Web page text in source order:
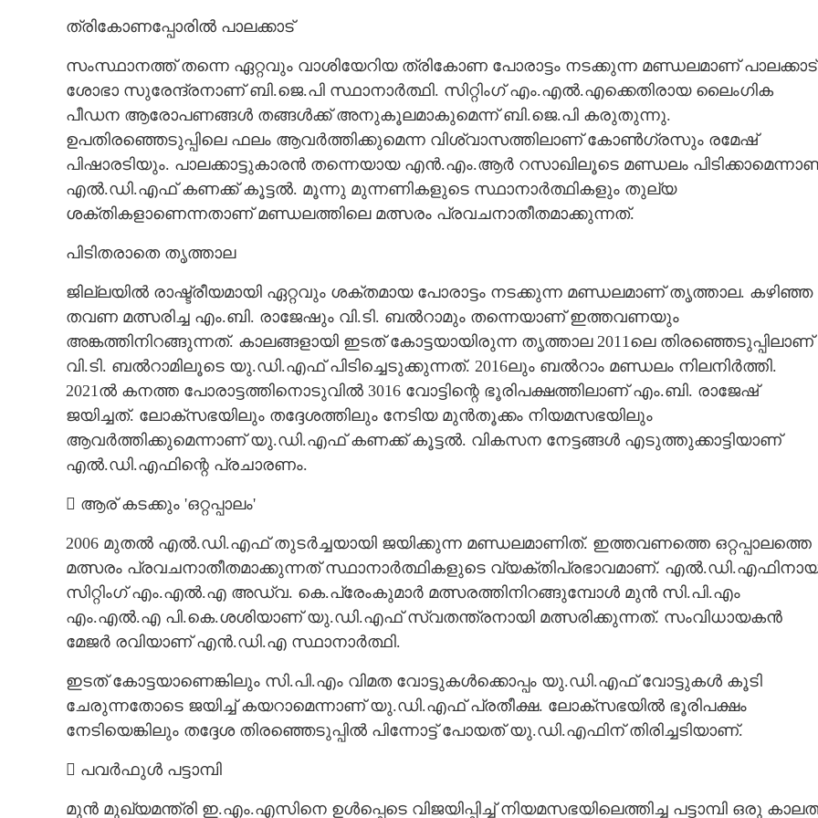
ത്രികോണപ്പോരിൽ പാലക്കാട്
സംസ്ഥാനത്ത് തന്നെ ഏറ്റവും വാശിയേറിയ ത്രികോണ പോരാട്ടം നടക്കുന്ന മണ്ഡലമാണ്
ശോഭാ സുരേന്ദ്രനാണ് ബി.ജെ.പി സ്ഥാനാർത്ഥി. സിറ്റിംഗ് എം.എൽ.എക്കെതിരായ ലൈംഗിക
പീഡന ആരോപണങ്ങൾ തങ്ങൾക്ക് അനുകൂലമാകുമെന്ന് ബി.ജെ.പി കരുതുന്നു.
ഉപതിരഞ്ഞെടുപ്പിലെ ഫലം ആവർത്തിക്കുമെന്ന വിശ്വാസത്തിലാണ് കോൺഗ്രസും രമേഷ്
പിഷാരടിയും. പാലക്കാട്ടുകാരൻ തന്നെയായ എൻ.എം.ആർ റസാഖിലൂടെ മണ്ഡലം
എൽ.ഡി.എഫ് കണക്ക് കൂട്ടൽ. മൂന്നു മുന്നണികളുടെ സ്ഥാനാർത്ഥികളും തുല്യ
ശക്തികളാണെന്നതാണ് മണ്ഡലത്തിലെ മത്സരം പ്രവചനാതീതമാക്കുന്നത്.
പിടിതരാതെ തൃത്താല
ജില്ലയിൽ രാഷ്ട്രീയമായി ഏറ്റവും ശക്തമായ പോരാട്ടം നടക്കുന്ന മണ്ഡലമാണ് തൃത്താല. കഴിഞ്ഞ
തവണ മത്സരിച്ച എം.ബി. രാജേഷും വി.ടി. ബൽറാമും തന്നെയാണ് ഇത്തവണയും
അങ്കത്തിനിറങ്ങുന്നത്. കാലങ്ങളായി ഇടത് കോട്ടയായിരുന്ന തൃത്താല 2011ലെ തിരഞ്ഞെടുപ്പിലാണ്
വി.ടി. ബൽറാമിലൂടെ യു.ഡി.എഫ് പിടിച്ചെടുക്കുന്നത്. 2016ലും ബൽറാം മണ്ഡലം നിലനിർത്തി.
2021ൽ കനത്ത പോരാട്ടത്തിനൊടുവിൽ 3016 വോട്ടിന്റെ ഭൂരിപക്ഷത്തിലാണ് എം.ബി. രാജേഷ്
ജയിച്ചത്. ലോക്സഭയിലും തദ്ദേശത്തിലും നേടിയ മുൻതൂക്കം നിയമസഭയിലും
ആവർത്തിക്കുമെന്നാണ് യു.ഡി.എഫ് കണക്ക് കൂട്ടൽ. വികസന നേട്ടങ്ങൾ എടുത്തുക്കാട്ടിയാണ്
എൽ.ഡി.എഫിന്റെ പ്രചാരണം.
 ആര് കടക്കും 'ഒറ്റപ്പാലം'
2006 മുതൽ എൽ.ഡി.എഫ് തുടർച്ചയായി ജയിക്കുന്ന മണ്ഡലമാണിത്. ഇത്തവണത്തെ ഒറ്റപ്പാലത്തെ
മത്സരം പ്രവചനാതീതമാക്കുന്നത് സ്ഥാനാർത്ഥികളുടെ വ്യക്തിപ്രഭാവമാണ്.
സിറ്റിംഗ് എം.എൽ.എ അഡ്വ. കെ.പ്രേംകുമാർ മത്സരത്തിനിറങ്ങുമ്പോൾ മുൻ സി.പി.എം
എം.എൽ.എ പി.കെ.ശശിയാണ് യു.ഡി.എഫ് സ്വതന്ത്രനായി മത്സരിക്കുന്നത്. സംവിധായകൻ
മേജർ രവിയാണ് എൻ.ഡി.എ സ്ഥാനാർത്ഥി.
ഇടത് കോട്ടയാണെങ്കിലും സി.പി.എം വിമത വോട്ടുകൾക്കൊപ്പം യു.ഡി.എഫ് വോട്ടുകൾ കൂടി
ചേരുന്നതോടെ ജയിച്ച് കയറാമെന്നാണ് യു.ഡി.എഫ് പ്രതീക്ഷ. ലോക്സഭയിൽ ഭൂരിപക്ഷം
നേടിയെങ്കിലും തദ്ദേശ തിരഞ്ഞെടുപ്പിൽ പിന്നോട്ട് പോയത് യു.ഡി.എഫിന് തിരിച്ചടിയാണ്.
 പവർഫുൾ പട്ടാമ്പി
മുൻ മുഖ്യമന്ത്രി ഇ.എം.എസിനെ ഉൾപ്പെടെ വിജയിപ്പിച്ച് നിയമസഭയിലെത്തിച്ച പട്ടാമ്പി ഒരു